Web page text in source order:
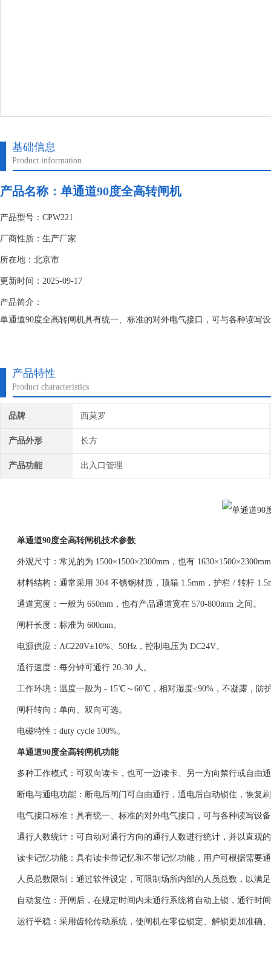
基础信息
Product information
产品名称： 单通道90度全高转闸机
产品型号：CPW221
厂商性质：生产厂家
所在地：北京市
更新时间：2025-09-17
产品简介：
单通道90度全高转闸机具有统一、标准的对外电气接口，可与各种读写
产品特性
Product characteristics
品牌 西莫罗
产品外形 长方
产品功能 出入口管理
单通道90度全高转闸机技术参数
外观尺寸：常见的为 1500×1500×2300mm，也有
材料结构：通常采用 304 不锈钢材质，顶箱 1.5mm，护栏 / 转杆
通道宽度：一般为 650mm，也有产品通道宽在 570-800mm 之间。
闸杆长度：标准为 600mm。
电源供应：AC220V±10%、50Hz，控制电压为 DC24V。
通行速度：每分钟可通行 20-30 人。
工作环境：温度一般为 - 15℃～60℃，相对湿度≤90%，不凝露，防
闸杆转向：单向、双向可选。
电磁特性：duty cycle 100%。
单通道90度全高转闸机功能
多种工作模式：可双向读卡，也可一边读卡、另一方向禁行或自由
断电与通电功能：断电后闸门可自由通行，通电后自动锁住，恢复
电气接口标准：具有统一、标准的对外电气接口，可与各种读写设
通行人数统计：可自动对通行方向的通行人数进行统计，并以直观
读卡记忆功能：具有读卡带记忆和不带记忆功能，用户可根据需要
人员总数限制：通过软件设定，可限制场所内部的人员总数，以满
自动复位：开闸后，在规定时间内未通行系统将自动上锁，通行时
运行平稳：采用齿轮传动系统，使闸机在零位锁定、解锁更加准确